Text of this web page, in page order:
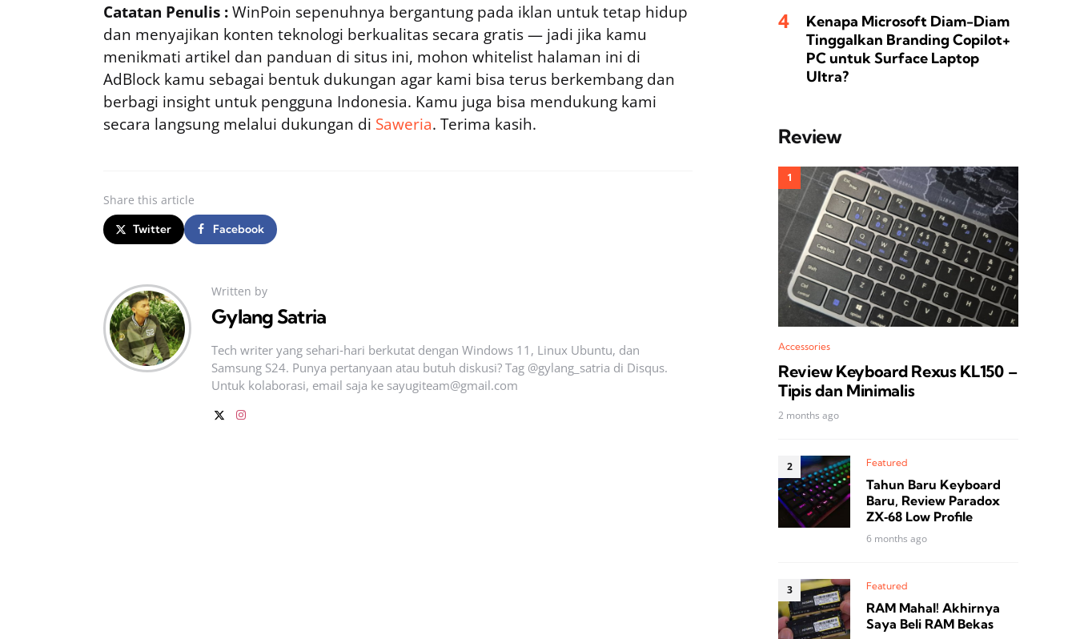
Catatan Penulis :WinPoin sepenuhnya bergantung pada iklan untuk tetap hidup
dan menyajikan konten teknologi berkualitas secara gratis — jadi jika kamu
menikmati artikel dan panduan di situs ini, mohon whitelist halaman ini di
AdBlock kamu sebagai bentuk dukungan agar kami bisa terus berkembang dan
berbagi insight untuk pengguna Indonesia. Kamu juga bisa mendukung kami
secara langsung melalui dukungan di Saweria. Terima kasih.
Share this article
Twitter Facebook
Written by
Gylang Satria
Tech writer yang sehari‑hari berkutat dengan Windows 11, Linux Ubuntu, dan
Samsung S24. Punya pertanyaan atau butuh diskusi? Tag @gylang_satria di Disqus.
Untuk kolaborasi, email saja ke sayugiteam@gmail.com
Kenapa Microsoft Diam-Diam
Tinggalkan Branding Copilot+
PC untuk Surface Laptop
Ultra?
Review
Accessories
Review Keyboard Rexus KL150 –
Tipis dan Minimalis
2 months ago
Featured
Tahun Baru Keyboard
Baru, Review Paradox
ZX‑68 Low Profile
6 months ago
Featured
RAM Mahal! Akhirnya
Saya Beli RAM Bekas